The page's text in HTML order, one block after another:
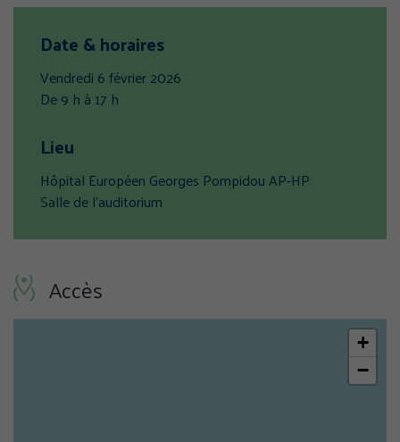
GÉRER MES PRÉFÉRENCES
Date & horaires
Vendredi 6 février 2026
De 9 h à 17 h
Lieu
Hôpital Européen Georges Pompidou AP-HP
Salle de l’auditorium
Accès
+
−